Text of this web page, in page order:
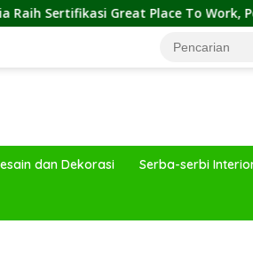
Place To Work, Perkuat
dan Dekorasi Serba-serbi